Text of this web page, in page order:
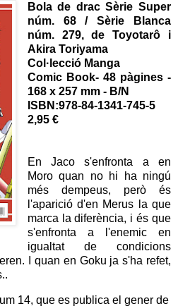
Bola de drac Sèrie Super
núm. 68 / Sèrie Blanca
núm. 279,de Toyotarô i
Akira Toriyama
Col·lecció Manga
Comic Book- 48 pàgines -
168 x 257 mm - B/N
ISBN:978-84-1341-745-5
2,95 €
En Jaco s'enfronta a en
Moro quan no hi ha ningú
més dempeus, però és
l'aparició d'en Merus la que
marca la diferència, i és que
s'enfronta a l'enemic en
igualtat de condicions
I quan en Goku ja s'ha refet,
14, que es publica el gener de